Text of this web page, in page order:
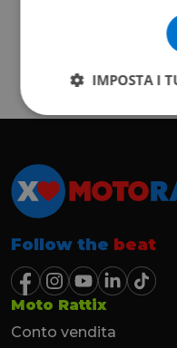
Follow the beat
Moto Rattix
Conto vendita
IMPOSTA I